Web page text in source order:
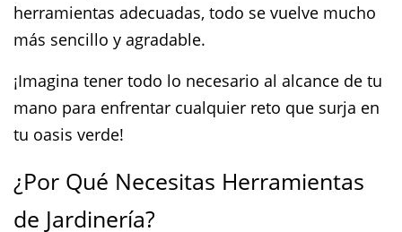
herramientas adecuadas, todo se vuelve mucho
más sencillo y agradable.
¡Imagina tener todo lo necesario al alcance de tu
mano para enfrentar cualquier reto que surja en
tu oasis verde!
¿Por Qué Necesitas Herramientas
de Jardinería?